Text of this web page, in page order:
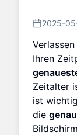
2025-
Ihren
Zeitalter
ist
die